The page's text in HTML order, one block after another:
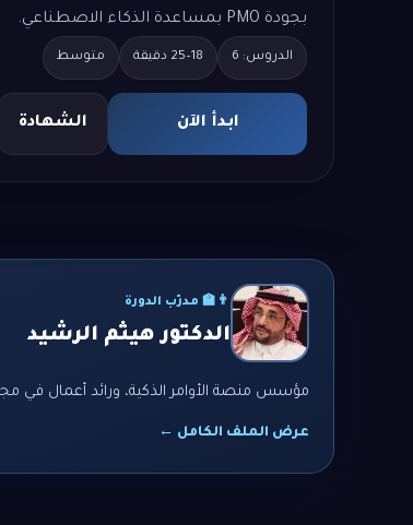
بجودة PMO بمساعدة الذكاء الاصطناعي.
الدروس: 6 18–25 دقيقة متوسط
ابدأ الآن الشهادة
👨‍🏫 مدرّب الدورة
الدكتور هيثم الرشيد
مؤسس منصة الأوامر الذكية، ورائد أعمال في
عرض الملف الكامل ←